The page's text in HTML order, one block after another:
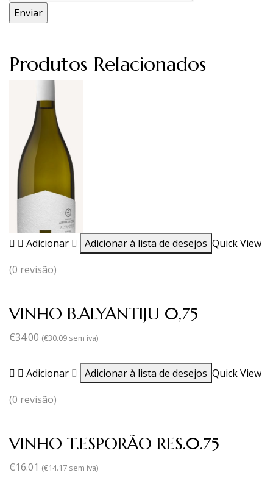
Produtos Relacionados
Adicionar Adicionar à lista de desejos Quick View
(0 revisão)
VINHO B.ALYANTIJU 0,75
€34.00 (€30.09 sem iva)
Adicionar Adicionar à lista de desejos Quick View
(0 revisão)
VINHO T.ESPORÃO RES.0.75
€16.01 (€14.17 sem iva)